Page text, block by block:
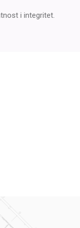
i integritet.